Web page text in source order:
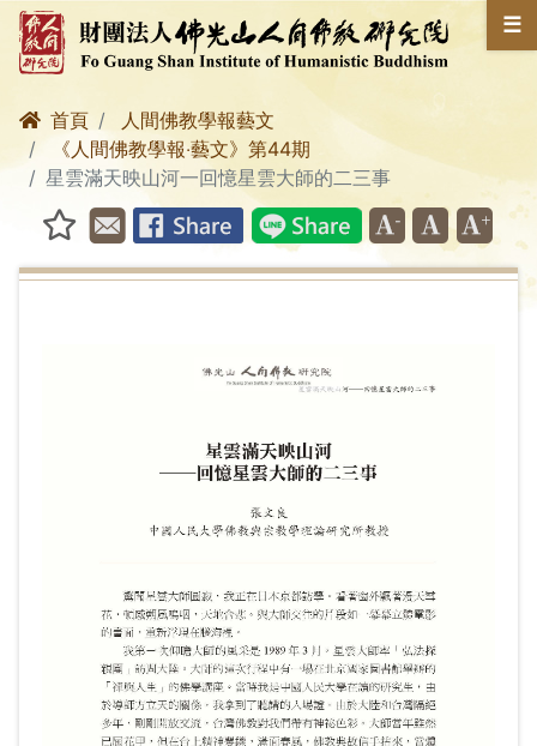
☰
首頁
人間佛教學報藝文
《人間佛教學報‧藝文》第44期
星雲滿天映山河一回憶星雲大師的二三事